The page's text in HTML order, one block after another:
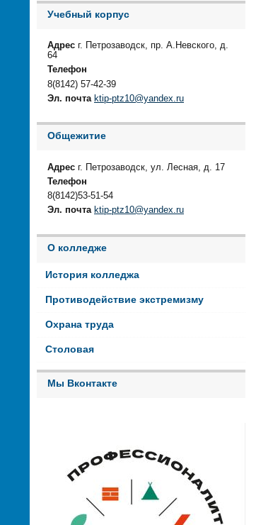
Учебный корпус
Адрес г. Петрозаводск, пр. А.Невского, д.
64
Телефон
8(8142) 57-42-39
Эл. почта ktip-ptz10@yandex.ru
Общежитие
Адрес г. Петрозаводск, ул. Лесная, д. 17
Телефон
8(8142)53-51-54
Эл. почта ktip-ptz10@yandex.ru
О колледже
История колледжа
Противодействие экстремизму
Охрана труда
Столовая
Мы Вконтакте